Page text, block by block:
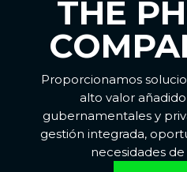
THE
Proporcionamos
alto valor
gubernamentales y
gestión integrada,
necesidades